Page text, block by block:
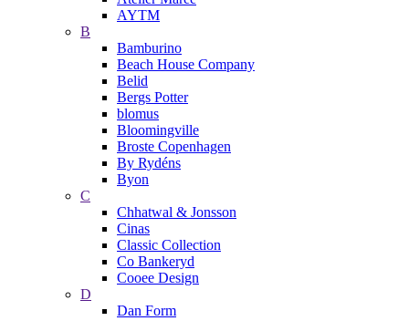
AYTM
B
Bamburino
Beach House Company
Belid
Bergs Potter
blomus
Bloomingville
Broste Copenhagen
By Rydéns
Byon
C
Chhatwal & Jonsson
Cinas
Classic Collection
Co Bankeryd
Cooee Design
D
Dan Form